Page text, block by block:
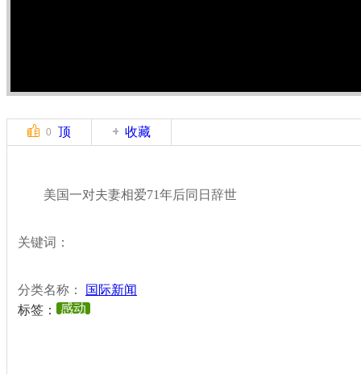
0 顶 收藏
美国一对夫妻相爱71年后同日辞世
关键词：
分类名称：
国际新闻
标签：
感动